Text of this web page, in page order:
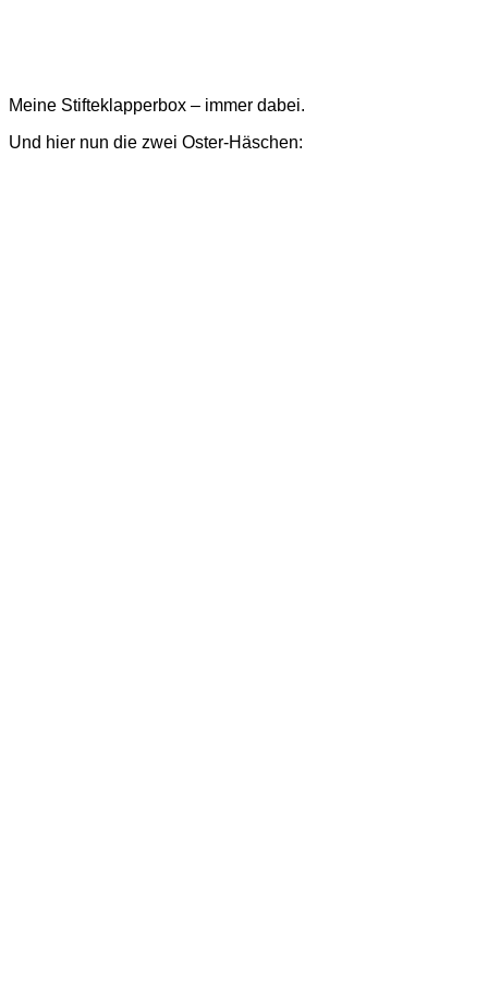
Meine Stifteklapperbox – immer dabei.
Und hier nun die zwei Oster-Häschen: